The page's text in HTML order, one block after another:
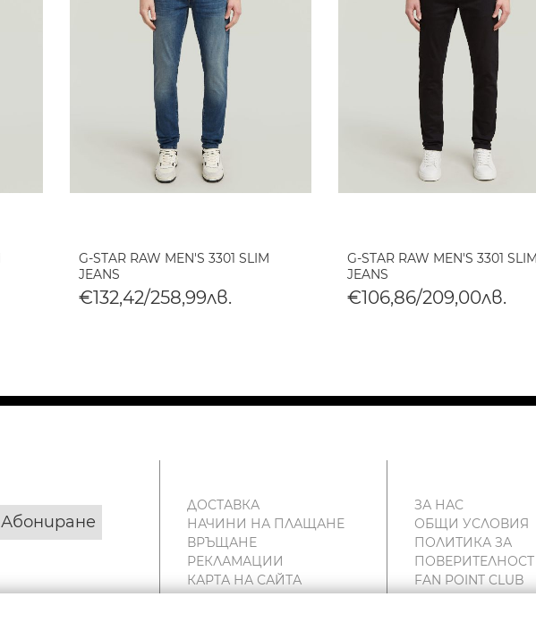
G-STAR RAW MEN'S 3301 SLIM
JEANS
€132,42/258,99лв.
G-STAR RAW MEN'S 3301 SLIM
JEANS
€106,86/209,00лв.
Абониране
ДОСТАВКА
НАЧИНИ НА ПЛАЩАНЕ
ВРЪЩАНЕ
РЕКЛАМАЦИИ
КАРТА НА САЙТА
КОНТАКТИ
ЗА НАС
ОБЩИ УСЛОВИЯ
ПОЛИТИКА ЗА
ПОВЕРИТЕЛНОСТ
FAN POINT CLUB
МАГАЗИНИ